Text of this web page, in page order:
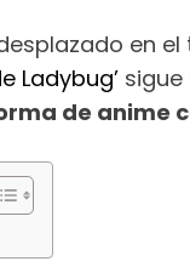
en
Ladybug’
de anime